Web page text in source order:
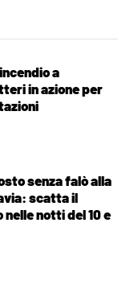
a
in azione per
senza falò alla
scatta il
notti del 10 e